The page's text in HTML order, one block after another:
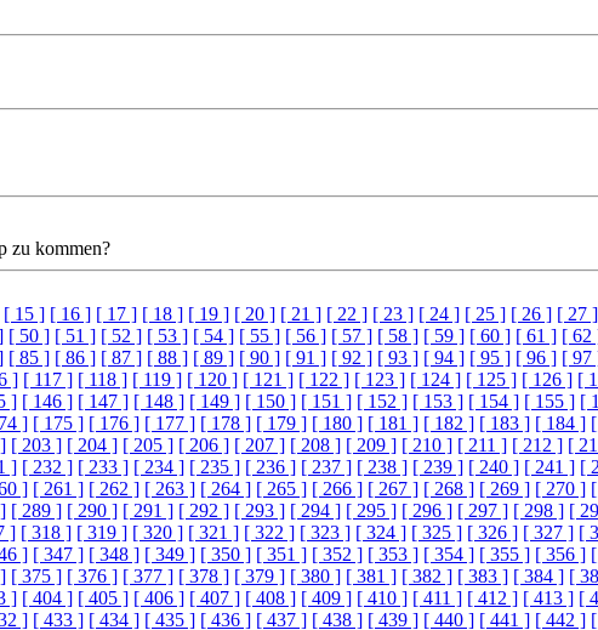
zu kommen?
[ 15 ] [ 16 ] [ 17 ] [ 18 ] [ 19 ] [ 20 ] [ 21 ] [ 22 ] [ 23 ] [ 24 ] [ 25 ] [ 26 ] [ 27 ]
[ 50 ] [ 51 ] [ 52 ] [ 53 ] [ 54 ] [ 55 ] [ 56 ] [ 57 ] [ 58 ] [ 59 ] [ 60 ] [ 61 ] [ 62
[ 85 ] [ 86 ] [ 87 ] [ 88 ] [ 89 ] [ 90 ] [ 91 ] [ 92 ] [ 93 ] [ 94 ] [ 95 ] [ 96 ] [ 97
] [ 117 ] [ 118 ] [ 119 ] [ 120 ] [ 121 ] [ 122 ] [ 123 ] [ 124 ] [ 125 ] [ 126 ] [
] [ 146 ] [ 147 ] [ 148 ] [ 149 ] [ 150 ] [ 151 ] [ 152 ] [ 153 ] [ 154 ] [ 155 ] [
] [ 175 ] [ 176 ] [ 177 ] [ 178 ] [ 179 ] [ 180 ] [ 181 ] [ 182 ] [ 183 ] [ 184 ]
[ 203 ] [ 204 ] [ 205 ] [ 206 ] [ 207 ] [ 208 ] [ 209 ] [ 210 ] [ 211 ] [ 212 ] [
] [ 232 ] [ 233 ] [ 234 ] [ 235 ] [ 236 ] [ 237 ] [ 238 ] [ 239 ] [ 240 ] [ 241 ] [
] [ 261 ] [ 262 ] [ 263 ] [ 264 ] [ 265 ] [ 266 ] [ 267 ] [ 268 ] [ 269 ] [ 270 ]
[ 289 ] [ 290 ] [ 291 ] [ 292 ] [ 293 ] [ 294 ] [ 295 ] [ 296 ] [ 297 ] [ 298 ] [
] [ 318 ] [ 319 ] [ 320 ] [ 321 ] [ 322 ] [ 323 ] [ 324 ] [ 325 ] [ 326 ] [ 327 ] [
] [ 347 ] [ 348 ] [ 349 ] [ 350 ] [ 351 ] [ 352 ] [ 353 ] [ 354 ] [ 355 ] [ 356 ]
[ 375 ] [ 376 ] [ 377 ] [ 378 ] [ 379 ] [ 380 ] [ 381 ] [ 382 ] [ 383 ] [ 384 ] [
] [ 404 ] [ 405 ] [ 406 ] [ 407 ] [ 408 ] [ 409 ] [ 410 ] [ 411 ] [ 412 ] [ 413 ] [
] [ 433 ] [ 434 ] [ 435 ] [ 436 ] [ 437 ] [ 438 ] [ 439 ] [ 440 ] [ 441 ] [ 442 ]